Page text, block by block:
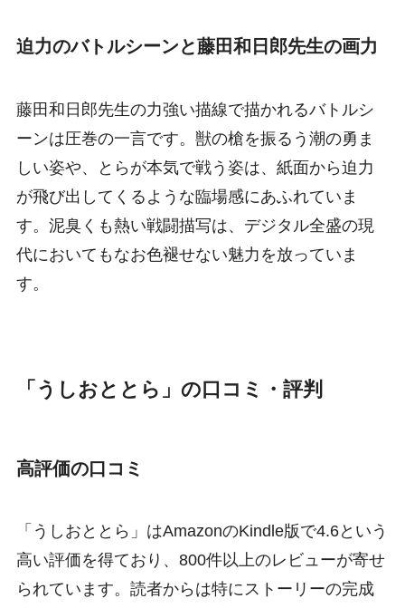
迫力のバトルシーンと藤田和日郎先生の画力
藤田和日郎先生の力強い描線で描かれるバトルシ
ーンは圧巻の一言です。獣の槍を振るう潮の勇ま
しい姿や、とらが本気で戦う姿は、紙面から迫力
が飛び出してくるような臨場感にあふれていま
す。泥臭くも熱い戦闘描写は、デジタル全盛の現
代においてもなお色褪せない魅力を放っていま
す。
「うしおととら」の口コミ・評判
高評価の口コミ
「うしおととら」はAmazonのKindle版で4.6という
高い評価を得ており、800件以上のレビューが寄せ
られています。読者からは特にストーリーの完成